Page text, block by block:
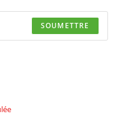
SOUMETTRE